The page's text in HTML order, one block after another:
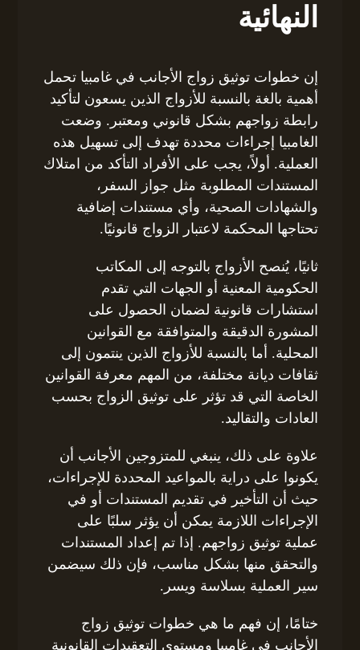
النهائية
إن خطوات توثيق زواج الأجانب في غامبيا تحمل
أهمية بالغة بالنسبة للأزواج الذين يسعون لتأكيد
رابطة زواجهم بشكل قانوني ومعتبر. وضعت
الغامبيا إجراءات محددة تهدف إلى تسهيل هذه
العملية. أولاً، يجب على الأفراد التأكد من امتلاك
المستندات المطلوبة مثل جواز السفر،
والشهادات الصحية، وأي مستندات إضافية
تحتاجها المحكمة لاعتبار الزواج قانونيًا.
ثانيًا، يُنصح الأزواج بالتوجه إلى المكاتب
الحكومية المعنية أو الجهات التي تقدم
استشارات قانونية لضمان الحصول على
المشورة الدقيقة والمتوافقة مع القوانين
المحلية. أما بالنسبة للأزواج الذين ينتمون إلى
ثقافات ديانة مختلفة، من المهم معرفة القوانين
الخاصة التي قد تؤثر على توثيق الزواج بحسب
العادات والتقاليد.
علاوة على ذلك، ينبغي للمتزوجين الأجانب أن
يكونوا على دراية بالمواعيد المحددة للإجراءات،
حيث أن التأخير في تقديم المستندات أو في
الإجراءات اللازمة يمكن أن يؤثر سلبًا على
عملية توثيق زواجهم. إذا تم إعداد المستندات
والتحقق منها بشكل مناسب، فإن ذلك سيضمن
سير العملية بسلاسة ويسر.
ختامًا، إن فهم ما هي خطوات توثيق زواج
الأجانب في غامبيا ومستوى التعقيدات القانونية